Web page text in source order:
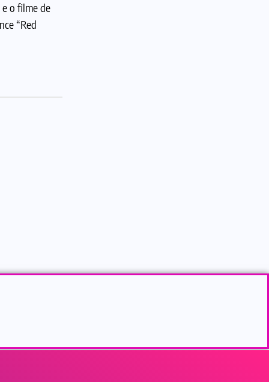
e o filme de
“Red